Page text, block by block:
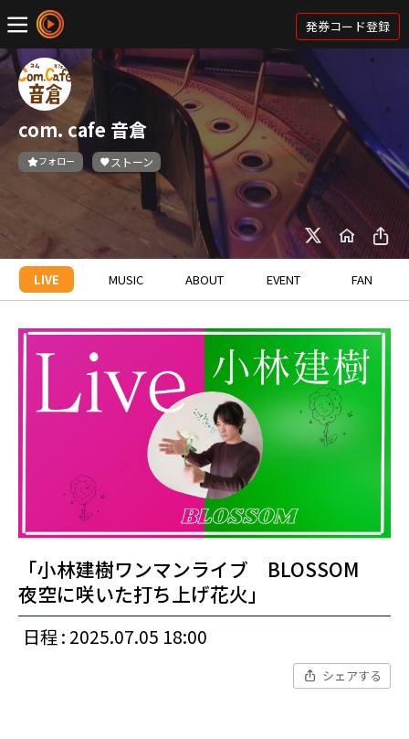
発券コード登録
com. cafe 音倉
フォロー ストーン
LIVE MUSIC ABOUT EVENT FAN
「小林建樹ワンマンライブ BLOSSOM
夜空に咲いた打ち上げ花火」
日程 : 2025.07.05 18:00
シェアする